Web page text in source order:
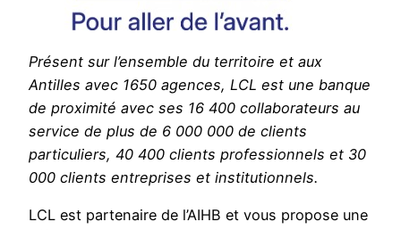
Présent sur l’ensemble du territoire et aux
Antilles avec 1650 agences, LCL est une banque
de proximité avec ses 16 400 collaborateurs au
service de plus de 6 000 000 de clients
particuliers, 40 400 clients professionnels et 30
000 clients entreprises et institutionnels.
LCL est partenaire de l’AIHB et vous propose une